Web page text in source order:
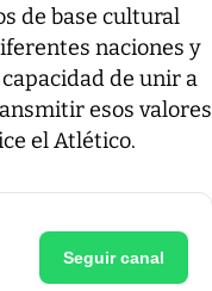
de base cultural
naciones y
de unir a
esos valores
el Atlético.
Seguir canal